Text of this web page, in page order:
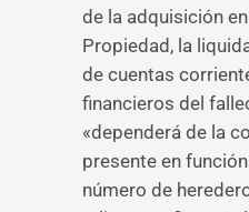
de la adquisición
Propiedad, la
de cuentas
financieros del
«dependerá de la
presente en
número de